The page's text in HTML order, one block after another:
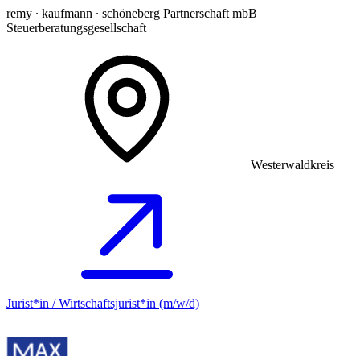
remy ∙ kaufmann ∙ schöneberg Partnerschaft mbB
Steuerberatungsgesellschaft
Westerwaldkreis
Jurist*in / Wirtschafts­jurist*in (m/w/d)